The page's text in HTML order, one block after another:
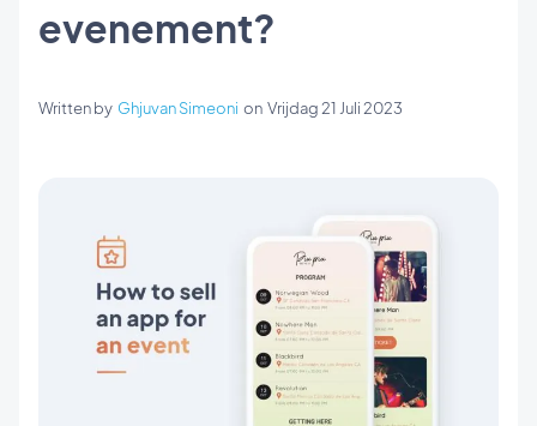
evenement?
Written by Ghjuvan Simeoni on Vrijdag 21 Juli 2023